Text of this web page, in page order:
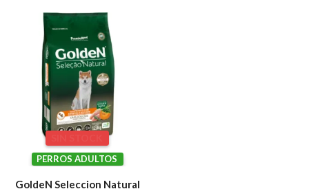
PERROS ADULTOS
GoldeN Seleccion Natural